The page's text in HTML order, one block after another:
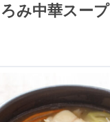
み中華スープ